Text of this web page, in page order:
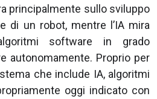
principalmente sullo sviluppo
di un robot, mentre l’IA mira
software in grado
autonomamente. Proprio per
che include IA, algoritmi
oggi indicato con